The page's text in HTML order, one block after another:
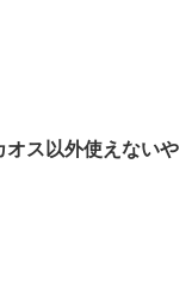
オス以外使えないや